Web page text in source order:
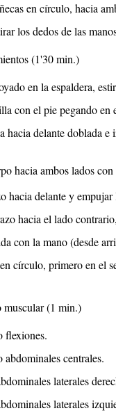
en círculo, hacia
los dedos de las
(1'30 min.)
en la espaldera,
con el pie pegando en
hacia delante doblada
hacia ambos lados
hacia delante y
hacia el lado
con la mano (desde
círculo, primero en el
muscular(1 min.)
flexiones.
abdominales centrales.
laterales
laterales